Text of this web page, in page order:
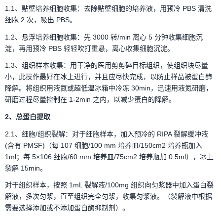
1.1、贴壁培养细胞收集：去除贴壁细胞的培养液，用预冷 PBS 清洗
细胞 2 次，吸出 PBS。
1.2、悬浮培养细胞收集：先 3000 转/min 离心 5 分钟收集细胞沉
淀，再用预冷 PBS 轻轻吹打重悬，离心收集细胞沉淀。
1.3、组织样本收集：用干净的医用剪剪碎目标组织，使组织块尽量
小，此操作最好在冰上进行，并且应尽快完成，以防止样品被蛋白酶
降解。将组织用液氮或超低温冰箱中冷冻 30min，迅速用液氮研磨，
研磨过程尽量控制在 1-2min 之内，以减少蛋白的降解。
2、总蛋白提取
2.1、细胞/组织裂解：对于细胞样本，加入预冷的 RIPA 裂解缓冲液
(含有 PMSF)（每 107 细胞/100 mm 培养皿/150cm2 培养瓶加入
1ml；每 5×106 细胞/60 mm 培养皿/75cm2 培养瓶加 0.5ml），冰上
裂解 15min。
对于组织样本，按照 1mL 裂解液/100mg 组织向匀浆器中加入蛋白裂
解液，多次匀浆，直至组织完全匀浆，收集匀浆液。（裂解液中根据
需要选择添加或不添加蛋白酶抑制剂）。